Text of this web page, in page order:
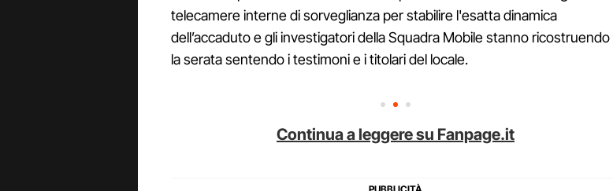
telecamere interne di sorveglianza per stabilire l'esatta dinamica
dell’accaduto e gli investigatori della Squadra Mobile stanno ricostruendo
la serata sentendo i testimoni e i titolari del locale.
Continua a leggere su Fanpage.it